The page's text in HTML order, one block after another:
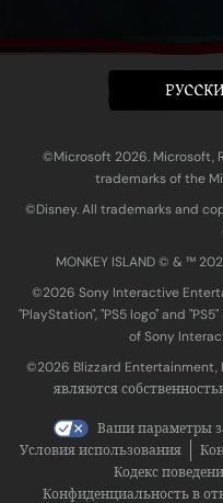
©Microsoft 2026. Microsoft,
trademarks of the
©Disney. All trademarks and
MONKEY ISLAND © & ™
©2026 Sony Interactive
"PlayStation", "PS5 logo" and
of Sony
©2026 Blizzard
являются
Ваши параметры
Условия использования
Кодекс
Конфиденциальность в